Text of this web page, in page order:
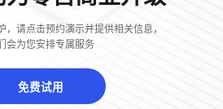
，请点击预约演示并提供相关信息，
会为您安排专属服务
免费试用